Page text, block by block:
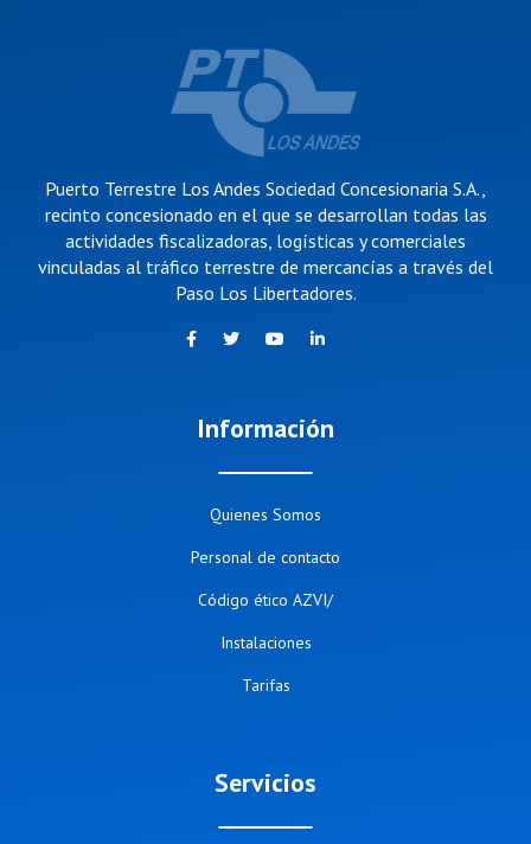
Puerto Terrestre Los Andes Sociedad Concesionaria S.A.,
recinto concesionado en el que se desarrollan todas las
actividades fiscalizadoras, logísticas y comerciales
vinculadas al tráfico terrestre de mercancías a través del
Paso Los Libertadores.
Información
Quienes Somos
Personal de contacto
Código ético AZVI/
Instalaciones
Tarifas
Servicios